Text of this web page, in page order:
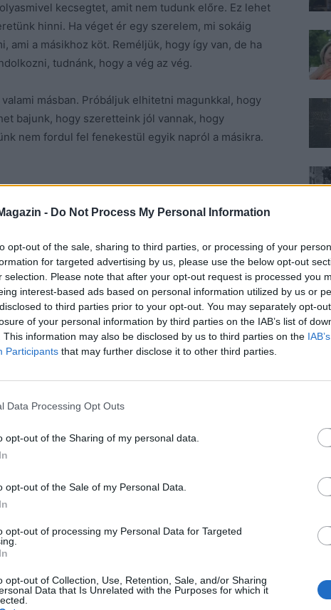
- Do Not Process My Personal Information
opt-out of the sale, sharing to third parties, or processing of your
for targeted advertising by us, please use the below opt-out
selection. Please note that after your opt-out request is processed you
interest-based ads based on personal information utilized by us or
to third parties prior to your opt-out. You may separately opt-
of your personal information by third parties on the IAB’s list of
This information may also be disclosed by us to third parties on the
Participants that may further disclose it to other third parties.
Data Processing Opt Outs
opt-out of the Sharing of my personal data.
opt-out of the Sale of my Personal Data.
opt-out of processing my Personal Data for Targeted
opt-out of Collection, Use, Retention, Sale, and/or Sharing
Data that Is Unrelated with the Purposes for which it
kecsegtet, amit nem tudunk előre. Ez lehet
hinni. Ha véget ér egy szerelem, mi sokáig
ami a másikhoz köt. Reméljük, hogy így van, de ha
tudnánk, hogy a vég az vég.
másban. Próbáljuk elhitetni magunkkal, hogy
bajunk, hogy szeretteink jól vannak, hogy
nem fordul fel fenekestül egyik napról a másikra.
helyzetben, csak elfogadnánk, ami jön?
A remény erőt ad olyan helyzetek elviselésére,
a szakadékba. Olyan belső ösztönzést
hatására sem. Képessé válunk a lehetetlenre.
amikor már lemondtunk egy szerelemről, egy
amely végül meghozta a várva várt
tud életben tartani bennünket. Az egyetlen
Ámít, segít és elhiteti velünk, hogy lehet még
az a legszebb benne, hogy még ilyen módon is
leszünk. Okoz-e csalódást? Valószínűleg,
abban a helyzetben, amikor már senki és
amelyet örömmel melengetünk a szívünkben.
is kilábalhatunk. A szerelem is adhat
vagy megváltozik a másik fél. A betegség, amelyben